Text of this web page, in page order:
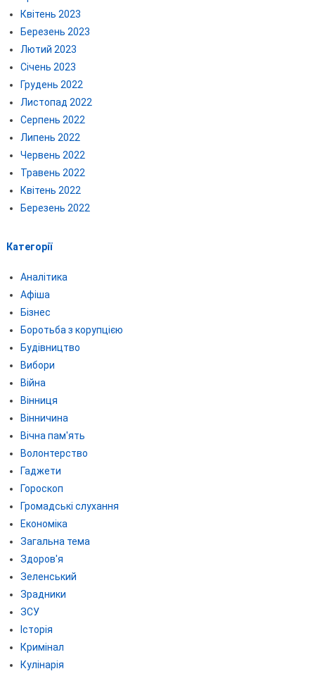
Квітень 2023
Березень 2023
Лютий 2023
Січень 2023
Грудень 2022
Листопад 2022
Серпень 2022
Липень 2022
Червень 2022
Травень 2022
Квітень 2022
Березень 2022
Категорії
Аналітика
Афіша
Бізнес
Боротьба з корупцією
Будівництво
Вибори
Війна
Вінниця
Вінничина
Вічна пам'ять
Волонтерство
Гаджети
Гороскоп
Громадські слухання
Економіка
Загальна тема
Здоров'я
Зеленський
Зрадники
ЗСУ
Історія
Кримінал
Кулінарія